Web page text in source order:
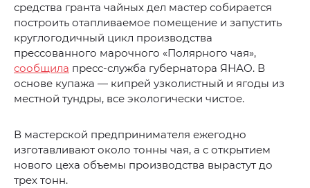
средства гранта чайных дел мастер собирается
построить отапливаемое помещение и запустить
круглогодичный цикл производства
прессованного марочного «Полярного чая»,
сообщила пресс-служба губернатора ЯНАО. В
основе купажа — кипрей узколистный и ягоды из
местной тундры, все экологически чистое.
В мастерской предпринимателя ежегодно
изготавливают около тонны чая, а с открытием
нового цеха объемы производства вырастут до
трех тонн.